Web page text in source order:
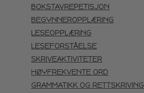
BOKSTAVREPETISJON
BEGYNNEROPPLÆRING
LESEOPPLÆRING
LESEFORSTÅELSE
SKRIVEAKTIVITETER
HØYFREKVENTE ORD
GRAMMATIKK OG RETTSKRIVING